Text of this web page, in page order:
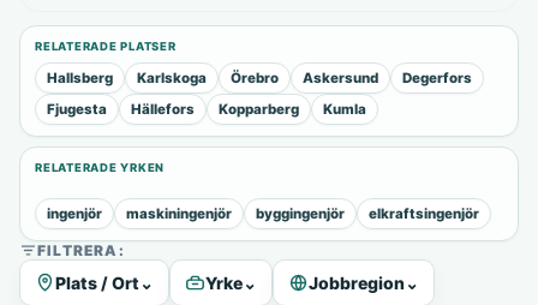
RELATERADE PLATSER
Hallsberg Karlskoga Örebro Askersund
Degerfors
Fjugesta
Hällefors Kopparberg Kumla
RELATERADE YRKEN
ingenjör maskiningenjör byggingenjör elkraftsingenjör
FILTRERA:
Plats / Ort ⌄ Yrke⌄ Jobbregion⌄